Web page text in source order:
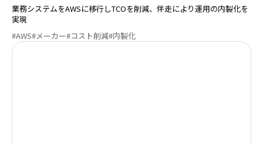
業務システムをAWSに移行しTCOを削減、伴走により運用の内製化を
実現
#AWS#メーカー#コスト削減#内製化